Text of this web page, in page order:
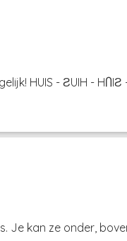
HUIS - ƧUIH - HႶIƧ
Je kan ze onder,